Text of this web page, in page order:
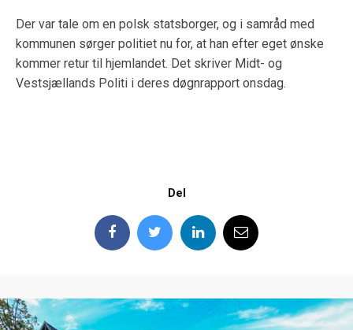
Der var tale om en polsk statsborger, og i samråd med
kommunen sørger politiet nu for, at han efter eget ønske
kommer retur til hjemlandet. Det skriver Midt- og
Vestsjællands Politi i deres døgnrapport onsdag.
Del